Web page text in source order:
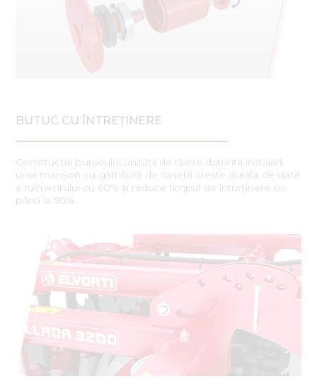
BUTUC CU ÎNTREȚINERE
Construcția butucului unității de tăiere datorită instalării
unui manșon cu garnitură de casetă crește durata de viață
a rulmentului cu 60% și reduce timpul de întreținere cu
până la 50%.